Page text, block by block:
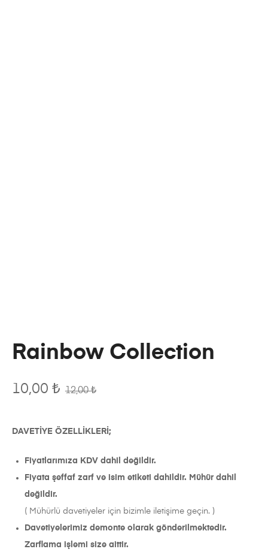
Rainbow Collection
12,00₺
10,00 ₺
DAVETİYE ÖZELLİKLERİ;
Fiyatlarımıza KDV dahil değildir.
Fiyata şeffaf zarf ve isim etiketi dahildir. Mühür dahil
değildir.
( Mühürlü davetiyeler için bizimle iletişime geçin. )
Davetiyelerimiz demonte olarak gönderilmektedir.
Zarflama işlemi size aittir.